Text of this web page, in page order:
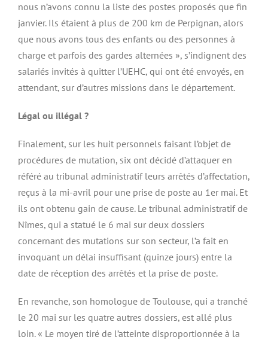
nous n’avons connu la liste des postes proposés que fin
janvier. Ils étaient à plus de 200 km de Perpignan, alors
que nous avons tous des enfants ou des personnes à
charge et parfois des gardes alternées », s’indignent des
salariés invités à quitter l’UEHC, qui ont été envoyés, en
attendant, sur d’autres missions dans le département.
Légal ou illégal ?
Finalement, sur les huit personnels faisant l’objet de
procédures de mutation, six ont décidé d’attaquer en
référé au tribunal administratif leurs arrêtés d’affectation,
reçus à la mi-avril pour une prise de poste au 1er mai. Et
ils ont obtenu gain de cause. Le tribunal administratif de
Nîmes, qui a statué le 6 mai sur deux dossiers
concernant des mutations sur son secteur, l’a fait en
invoquant un délai insuffisant (quinze jours) entre la
date de réception des arrêtés et la prise de poste.
En revanche, son homologue de Toulouse, qui a tranché
le 20 mai sur les quatre autres dossiers, est allé plus
loin. « Le moyen tiré de l’atteinte disproportionnée à la